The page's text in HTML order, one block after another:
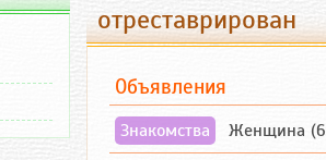
отреставрирован
Объявления
Знакомства Женщина (65